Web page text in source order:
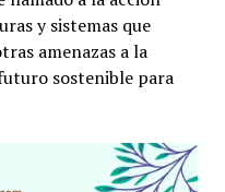
y sistemas que
amenazas a la
sostenible para